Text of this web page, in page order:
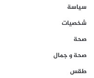
سياسة
شخصيات
صحة
صحة و جمال
طقس